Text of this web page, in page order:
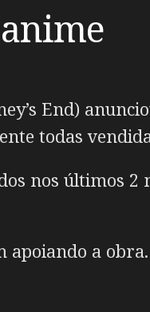
End)
todas
nos últimos 2
apoiando a obra.